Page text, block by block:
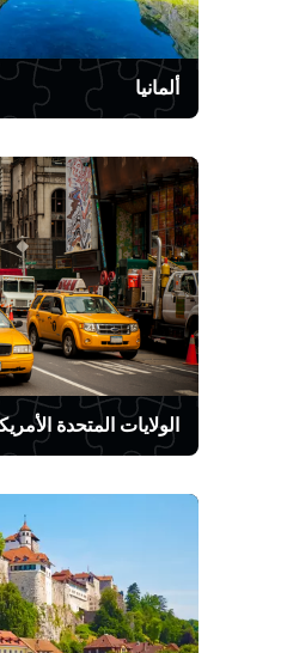
ألمانيا
الولايات المتحدة الأمريكية